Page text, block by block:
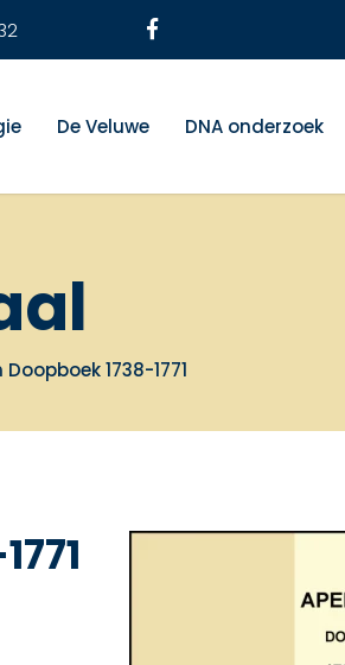
De Veluwe DNA onderzoek
1738-1771